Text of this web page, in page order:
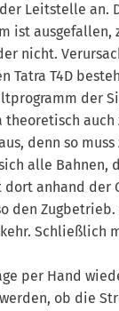
Leitstelle an.
ist ausgefallen,
nicht.
Tatra T4D
der
denn so
alle Bahnen,
anhand der
den Zugbetrieb.
Schließlich
per Hand
ob die